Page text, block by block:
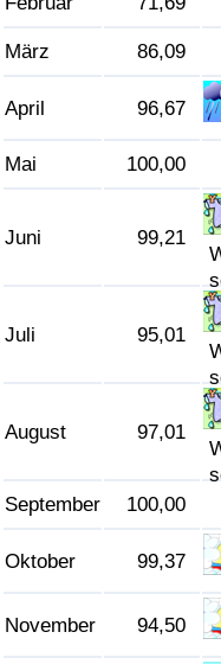
März 86,09
April 96,67
Mai 100,00
Juni 99,21
Juli 95,01
August 97,01
September
100,00
Oktober 99,37
November 94,50
Verschmutzungsindex
Verkehrs-Index
Verkehrs-Index nach